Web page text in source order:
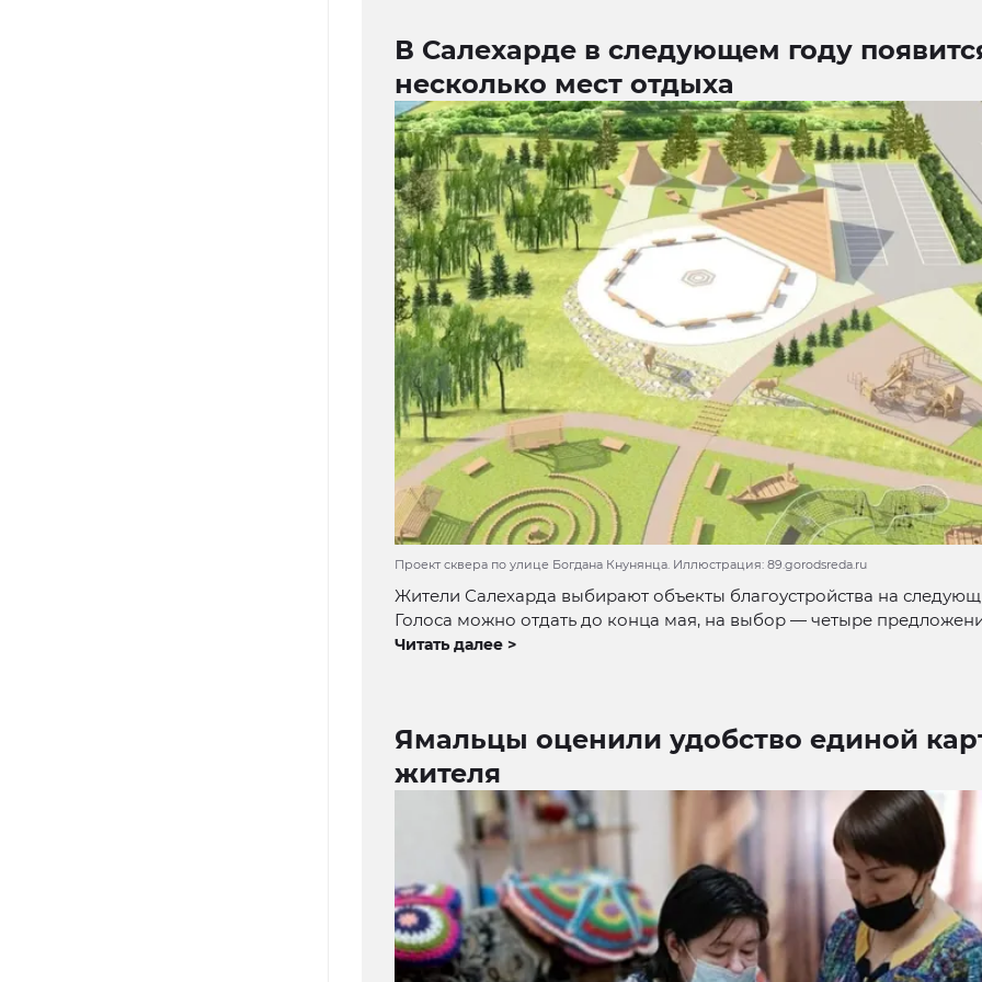
В Салехарде в следующем году
несколько мест отдыха
Проект сквера по улице Богдана Кнунянца. Иллюстрация: 89.gorodsreda.ru
Жители Салехарда выбирают объекты благоустройства на
Голоса можно отдать до конца мая, на выбор — четыре
Читать далее >
Ямальцы оценили удобство единой
жителя